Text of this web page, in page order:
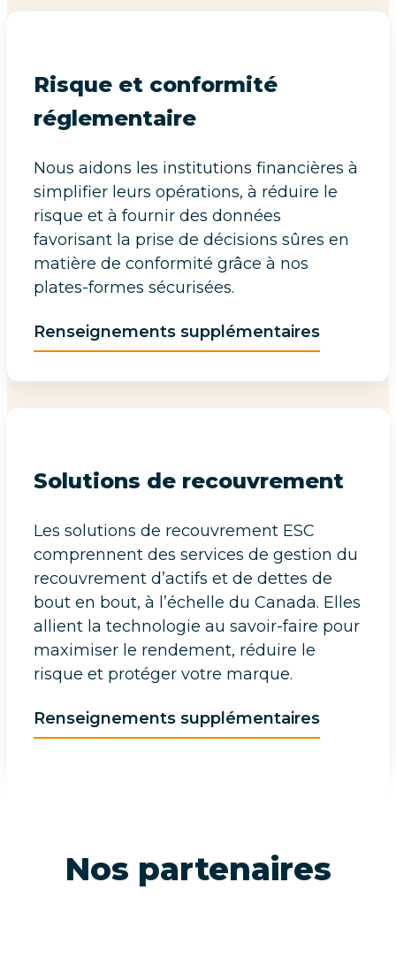
Risque et conformité
réglementaire
Nous aidons les institutions financières à
simplifier leurs opérations, à réduire le
risque et à fournir des données
favorisant la prise de décisions sûres en
matière de conformité grâce à nos
plates-formes sécurisées.
Renseignements supplémentaires
Solutions de recouvrement
Les solutions de recouvrement ESC
comprennent des services de gestion du
recouvrement d’actifs et de dettes de
bout en bout, à l’échelle du Canada. Elles
allient la technologie au savoir-faire pour
maximiser le rendement, réduire le
risque et protéger votre marque.
Renseignements supplémentaires
Nos partenaires